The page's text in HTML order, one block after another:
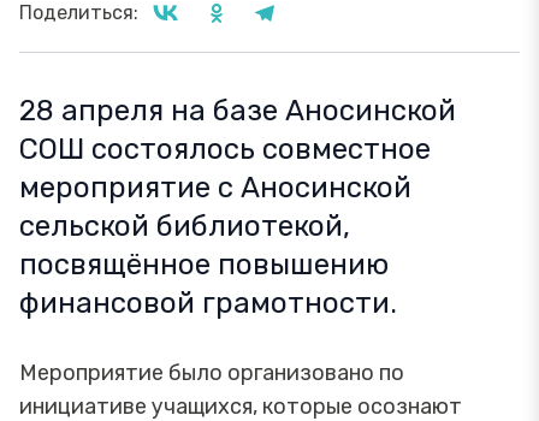
Поделиться:
28 апреля на базе Аносинской
СОШ состоялось совместное
мероприятие с Аносинской
сельской библиотекой,
посвящённое повышению
финансовой грамотности.
Мероприятие было организовано по
инициативе учащихся, которые осознают